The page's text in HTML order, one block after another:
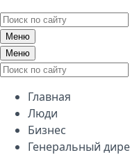
Меню
Меню
Главная
Люди
Бизнес
Генеральный